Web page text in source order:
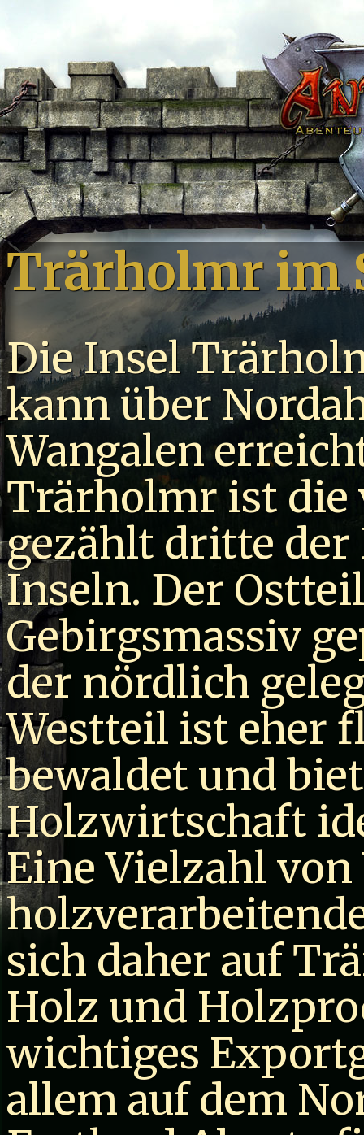
Trärholmr im
Die Insel
kann über
Wangalen
Trärholmr ist die
gezählt dritte
Inseln. Der
Gebirgsmassiv
der nördlich
Westteil ist eher
bewaldet und
Holzwirtschaft
Eine Vielzahl
sich daher auf
Holz und
wichtiges
allem auf dem